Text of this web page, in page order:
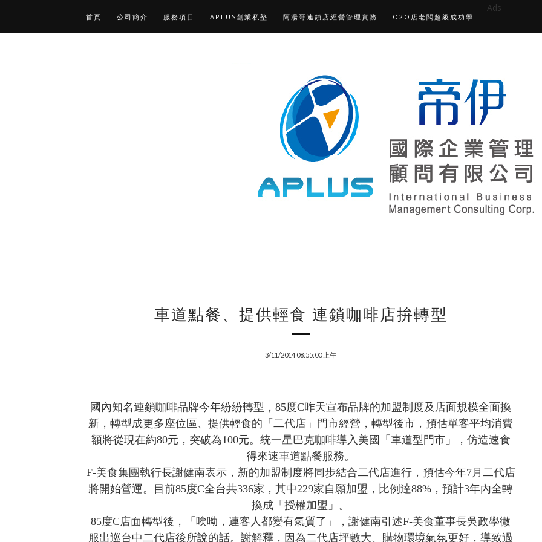
首頁 公司簡介 服務項目 APLUS創業私塾 阿湯哥連鎖店經營管理實務 O2O店老闆超級成功學
Ads
車道點餐、提供輕食 連鎖咖啡店拚轉型
3/11/2014 08:55:00 上午
國內知名連鎖咖啡品牌今年紛紛轉型，85度C昨天宣布品牌的加盟制度及店面規模全面換
新，轉型成更多座位區、提供輕食的「二代店」門市經營，轉型後市，預估單客平均消費
額將從現在約80元，突破為100元。統一星巴克咖啡導入美國「車道型門市」，仿造速食
得來速車道點餐服務。
F-美食集團執行長謝健南表示，新的加盟制度將同步結合二代店進行，預估今年7月二代店
將開始營運。目前85度C全台共336家，其中229家自願加盟，比例達88%，預計3年內全轉
換成「授權加盟」。
85度C店面轉型後，「唉呦，連客人都變有氣質了」，謝健南引述F-美食董事長吳政學微
服出巡台中二代店後所說的話。謝解釋，因為二代店坪數大、購物環境氣氛更好，導致過